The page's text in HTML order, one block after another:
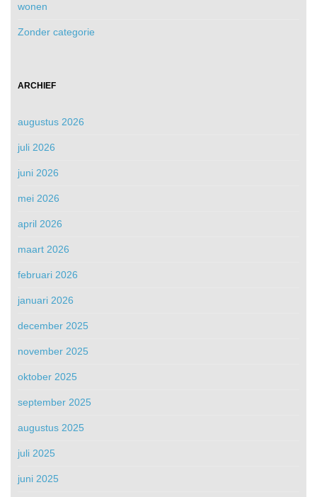
wonen
Zonder categorie
ARCHIEF
augustus 2026
juli 2026
juni 2026
mei 2026
april 2026
maart 2026
februari 2026
januari 2026
december 2025
november 2025
oktober 2025
september 2025
augustus 2025
juli 2025
juni 2025